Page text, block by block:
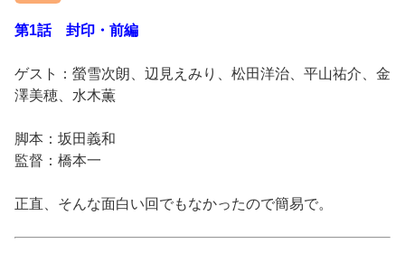
第1話 封印・前編
ゲスト：螢雪次朗、辺見えみり、松田洋治、平山祐介、金
澤美穂、水木薫
脚本：坂田義和
監督：橋本一
正直、そんな面白い回でもなかったので簡易で。